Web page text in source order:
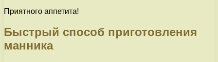
Приятного аппетита!
Быстрый способ приготовления
манника